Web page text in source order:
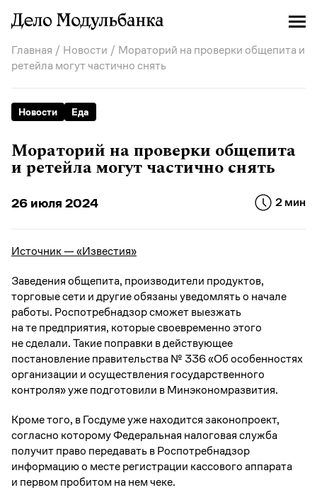
Главная / Новости / Мораторий на проверки общепита и
ретейла могут частично снять
Новости Еда
Мораторий на проверки общепита
и ретейла могут частично снять
26 июля 2024 2 мин
Источник — «Известия»
Заведения общепита, производители продуктов,
торговые сети и другие обязаны уведомлять о начале
работы. Роспотребнадзор сможет выезжать
на те предприятия, которые своевременно этого
не сделали. Такие поправки в действующее
постановление правительства № 336 «Об особенностях
организации и осуществления государственного
контроля» уже подготовили в Минэкономразвития.
Кроме того, в Госдуме уже находится законопроект,
согласно которому Федеральная налоговая служба
получит право передавать в Роспотребнадзор
информацию о месте регистрации кассового аппарата
и первом пробитом на нем чеке.